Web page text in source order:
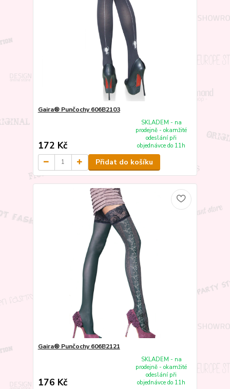
Gaira® Punčochy 606B2103
172 Kč
SKLADEM - na
prodejně - okamžité
odeslání při
objednávce do 11h
Přidat do košíku
Gaira® Punčochy 606B2121
176 Kč
SKLADEM - na
prodejně - okamžité
odeslání při
objednávce do 11h